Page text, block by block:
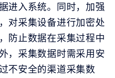
进入系统。同时，加强
对采集设备进行加密处
防止数据在采集过程中
，采集数据时需采用安
不安全的渠道采集数